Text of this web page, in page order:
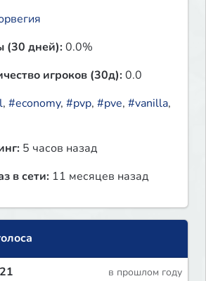
(30 дней):0.0%
игроков (30д):0.0
, #economy, #pvp, #pve, #vanilla,
5 часов назад
в сети: 11 месяцев назад
в прошлом году